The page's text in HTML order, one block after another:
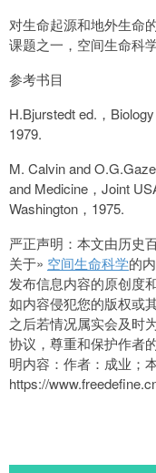
对生命起源和地外生命
课题之一，空间生命科
参考书目
H.Bjurstedt ed.，
1979.
M. Calvin and
and Medicine，Joint
Washington，1975.
严正声明：本文由历史
关于» 空间生命科学的
发布信息内容的原创度
如内容侵犯您的版权或
之后若情况属实会及时
协议，尊重和保护作者
明内容：作者：成业；
https://